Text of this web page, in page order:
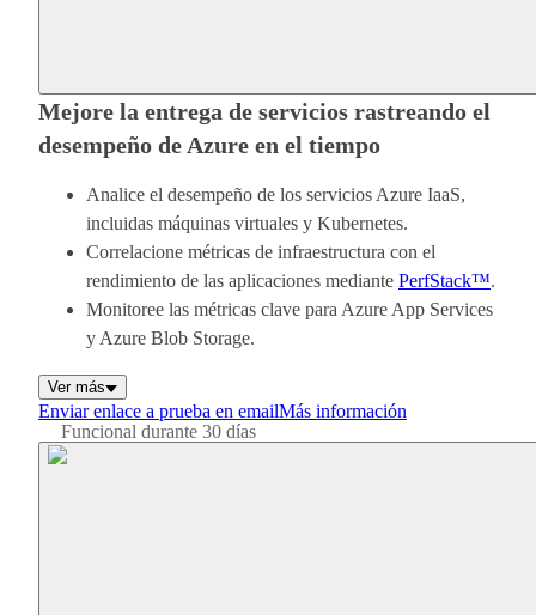
Mejore la entrega de servicios rastreando el
desempeño de Azure en el tiempo
Analice el desempeño de los servicios Azure IaaS,
incluidas máquinas virtuales y Kubernetes.
Correlacione métricas de infraestructura con el
rendimiento de las aplicaciones mediante PerfStack™.
Monitoree las métricas clave para Azure App Services
y Azure Blob Storage.
Ver más
Enviar enlace a prueba en email
Funcional durante 30 días
Más información